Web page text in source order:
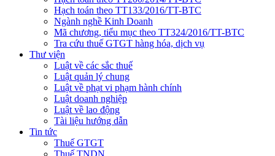
Hạch toán theo TT133/2016/TT-BTC
Ngành nghề Kinh Doanh
Mã chương, tiểu mục theo TT324/2016/TT-BTC
Tra cứu thuế GTGT hàng hóa, dịch vụ
Thư viện
Luật về các sắc thuế
Luật quản lý chung
Luật về phạt vi phạm hành chính
Luật doanh nghiệp
Luật về lao động
Tài liệu hướng dẫn
Tin tức
Thuế GTGT